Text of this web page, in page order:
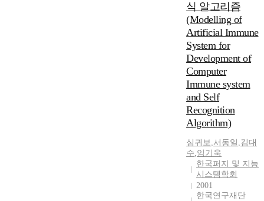
식 알고리즘
(Modelling of
Artificial Immune
System for
Development of
Computer
Immune system
and Self
Recognition
Algorithm)
심귀보,서동일 ,김대
수,임기욱
한국퍼지 및 지능
시스템학회
2001
한국연구재단